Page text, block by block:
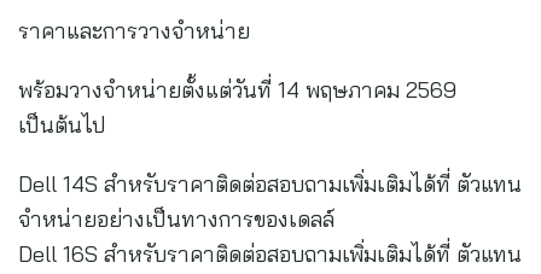
ราคาและการวางจำหน่าย
พร้อมวางจำหน่ายตั้งแต่วันที่ 14 พฤษภาคม 2569
เป็นต้นไป
Dell 14S สำหรับราคาติดต่อสอบถามเพิ่มเติมได้ที่ ตัวแทน
จำหน่ายอย่างเป็นทางการของเดลล์
Dell 16S สำหรับราคาติดต่อสอบถามเพิ่มเติมได้ที่ ตัวแทน